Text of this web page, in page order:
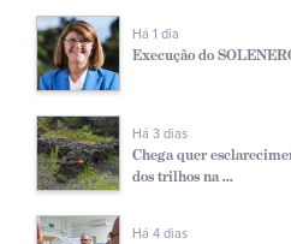
Há 1 dia
Execução do
Há 3 dias
Chega quer
dos trilhos na ...
Há 4 dias